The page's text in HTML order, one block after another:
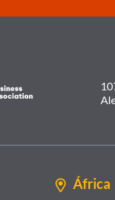
África